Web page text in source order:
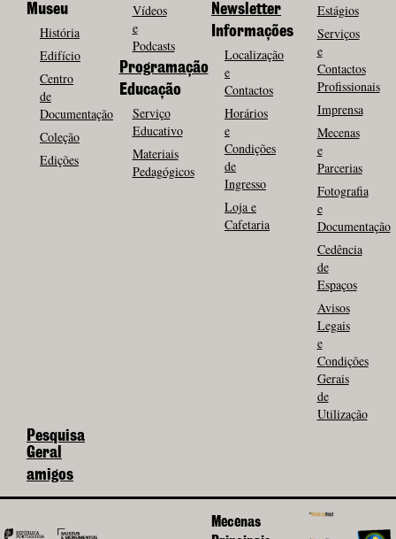
Museu
História
Edifício
Centro
de
Documentação
Coleção
Edições
Vídeos
e
Podcasts
Programação
Educação
Serviço
Educativo
Materiais
Pedagógicos
Newsletter
Informações
Localização
e
Contactos
Horários
e
Condições
de
Ingresso
Loja e
Cafetaria
Estágios
Serviços
e
Contactos
Profissionais
Imprensa
Mecenas
e
Parcerias
Fotografia
e
Documentação
Cedência
de
Espaços
Avisos
Legais
e
Condições
Gerais
de
Utilização
Pesquisa
Geral
amigos
Mecenas